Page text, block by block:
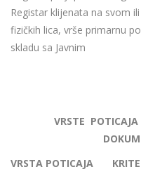
Registar klijenata na svom
fizičkih lica, vrše primarnu
skladu sa Javnim
VRSTE POTICAJA ,
VRSTA POTICAJA